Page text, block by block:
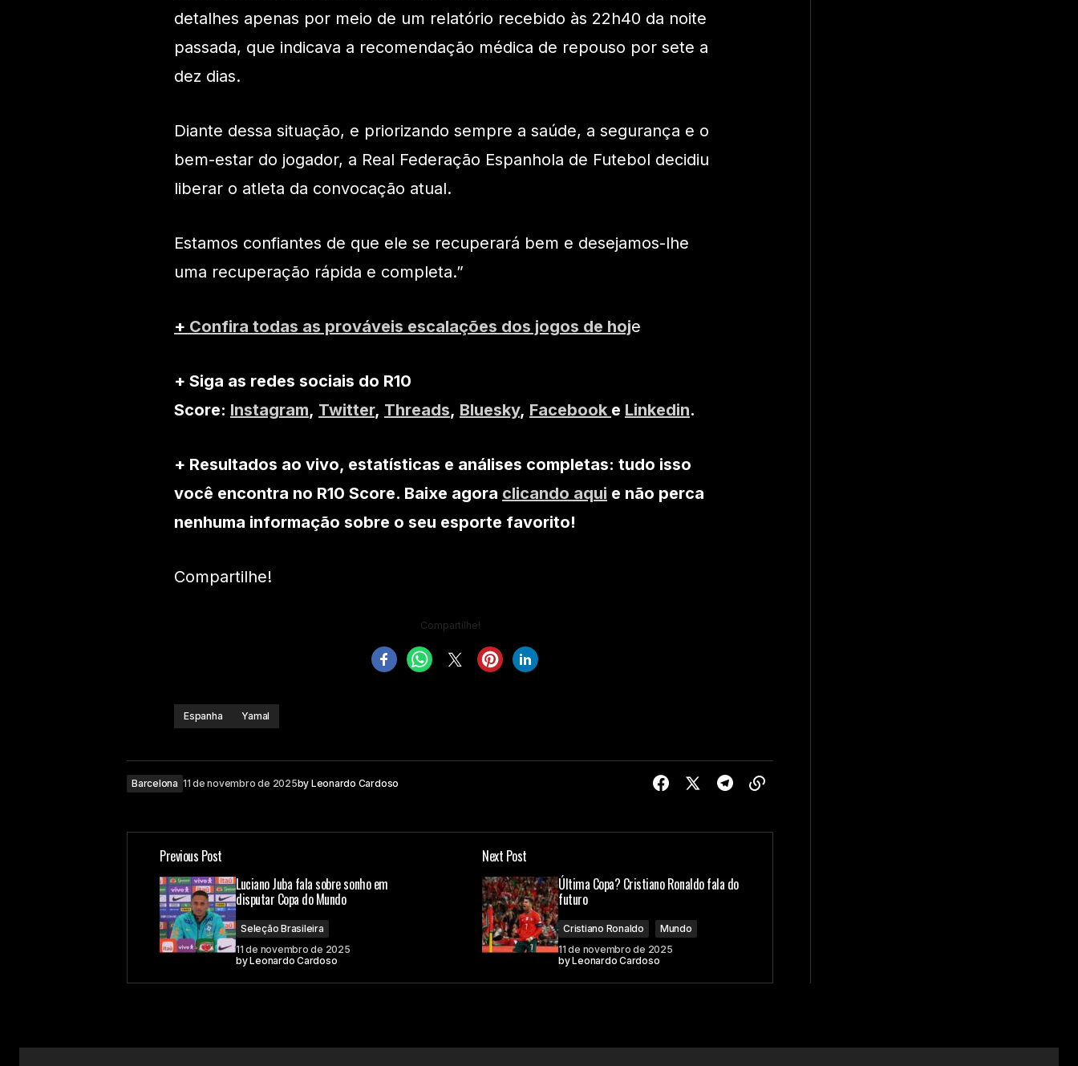
detalhes apenas por meio de um relatório recebido às 22h40 da noite
passada, que indicava a recomendação médica de repouso por sete a
dez dias.
Diante dessa situação, e priorizando sempre a saúde, a segurança e o
bem-estar do jogador, a Real Federação Espanhola de Futebol decidiu
liberar o atleta da convocação atual.
Estamos confiantes de que ele se recuperará bem e desejamos-lhe
uma recuperação rápida e completa.”
+ Confira todas as prováveis escalações dos jogos de hoje
+ Siga as redes sociais do R10
Score: Instagram, Twitter, Threads, Bluesky, Facebook e Linkedin.
+ Resultados ao vivo, estatísticas e análises completas: tudo isso
você encontra no R10 Score. Baixe agora clicando aqui e não perca
nenhuma informação sobre o seu esporte favorito!
Compartilhe!
Compartilhe!
Espanha Yamal
Barcelona 11 de novembro de 2025by Leonardo Cardoso
Previous Post
Luciano Juba fala sobre sonho em
disputar Copa do Mundo
Seleção Brasileira
11 de novembro de 2025
byLeonardo Cardoso
Next Post
Última Copa? Cristiano Ronaldo fala do
futuro
Cristiano Ronaldo
Mundo
11 de novembro de 2025
byLeonardo Cardoso